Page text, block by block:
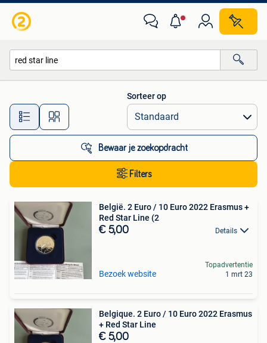
Alle afstanden…
Sorteer op
Bewaar je zoekopdracht
Filters
België. 2 Euro / 10 Euro 2022 Erasmus +
Red Star Line (2
€ 5,00 Details
Bezoek website
Topadvertentie
1 mrt 23
Belgique. 2 Euro / 10 Euro 2022 Erasmus
+ Red Star Line
€ 5,00